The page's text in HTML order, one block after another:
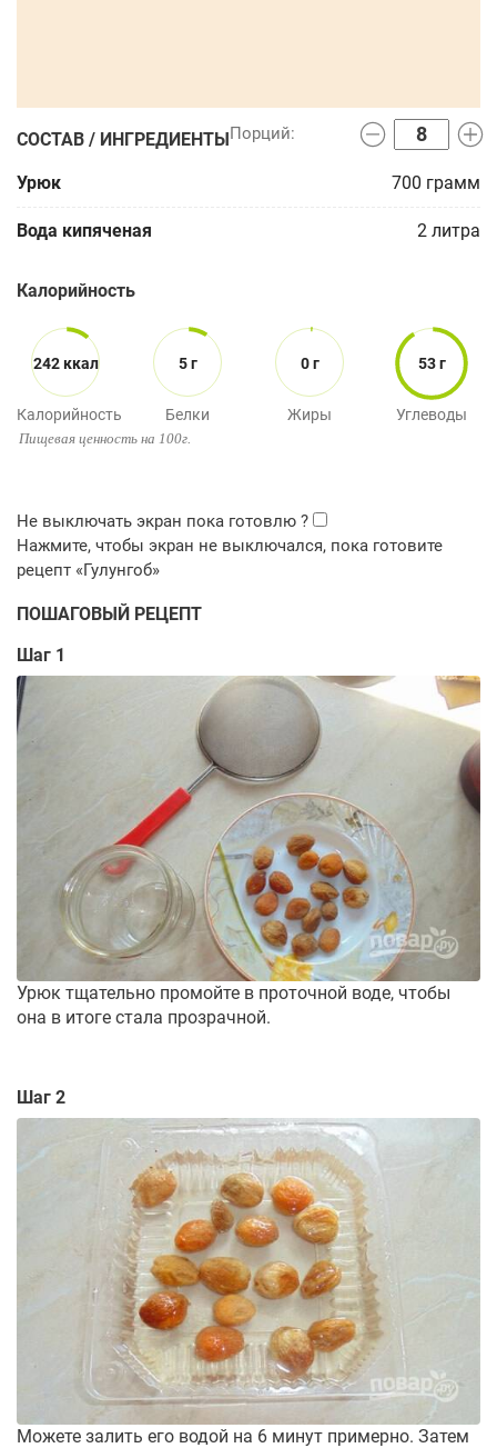
СОСТАВ / ИНГРЕДИЕНТЫ
Урюк 700 грамм
Вода кипяченая 2 литра
Калорийность
242 ккал
Калорийность
5 г
Белки
0 г
Жиры
53 г
Углеводы
Пищевая ценность на 100г.
ПОШАГОВЫЙ РЕЦЕПТ
Шаг 1
Урюк тщательно промойте в проточной воде, чтобы
она в итоге стала прозрачной.
Шаг 2
Можете залить его водой на 6 минут примерно. Затем